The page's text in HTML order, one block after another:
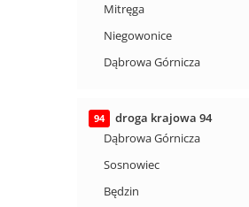
Mitręga
Niegowonice
Dąbrowa Górnicza
94
droga krajowa 94
Dąbrowa Górnicza
Sosnowiec
Będzin